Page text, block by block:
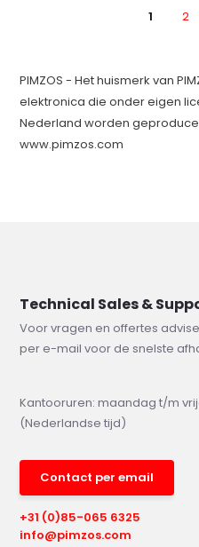
1 2
PIMZOS - Het huismerk van
elektronica die onder eigen
Nederland worden
www.pimzos.com
Technical Sales &
Voor vragen en offertes
per e-mail voor de snelste
Kantooruren: maandag t/m
(Nederlandse tijd)
Contact per email
+31 (0)85-065 6325
info@pimzos.com